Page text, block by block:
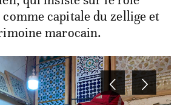
comme capitale du zellige et
marocain.